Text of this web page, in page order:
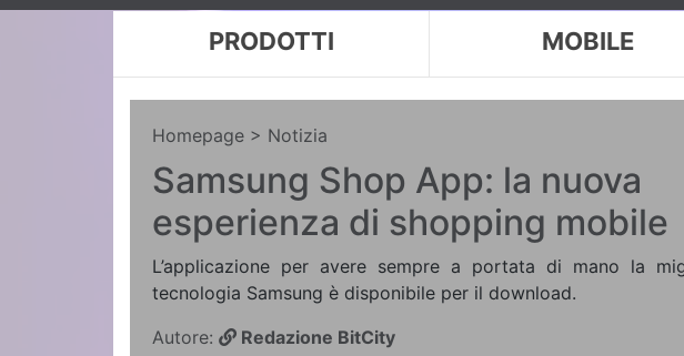
PRODOTTI MOBILE
Homepage > Notizia
Samsung Shop App: la nuova
esperienza di shopping mobile
L’applicazione per avere sempre a portata di mano la
tecnologia Samsung è disponibile per il download.
Autore:
Redazione BitCity